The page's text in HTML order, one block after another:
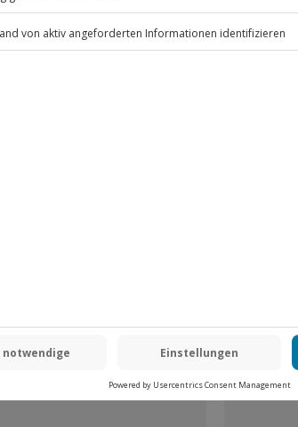
ab 2 € pro Person/Nacht an (die
DEAL